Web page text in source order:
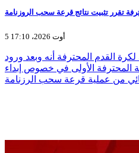
تقرر تثبيت نتائج قرعة سحب الروزنامة
5 أوت 2026، 17:10
القدم المحترفة أنه وبعد ورود
المحترفة الأولى في خصوص إبداء